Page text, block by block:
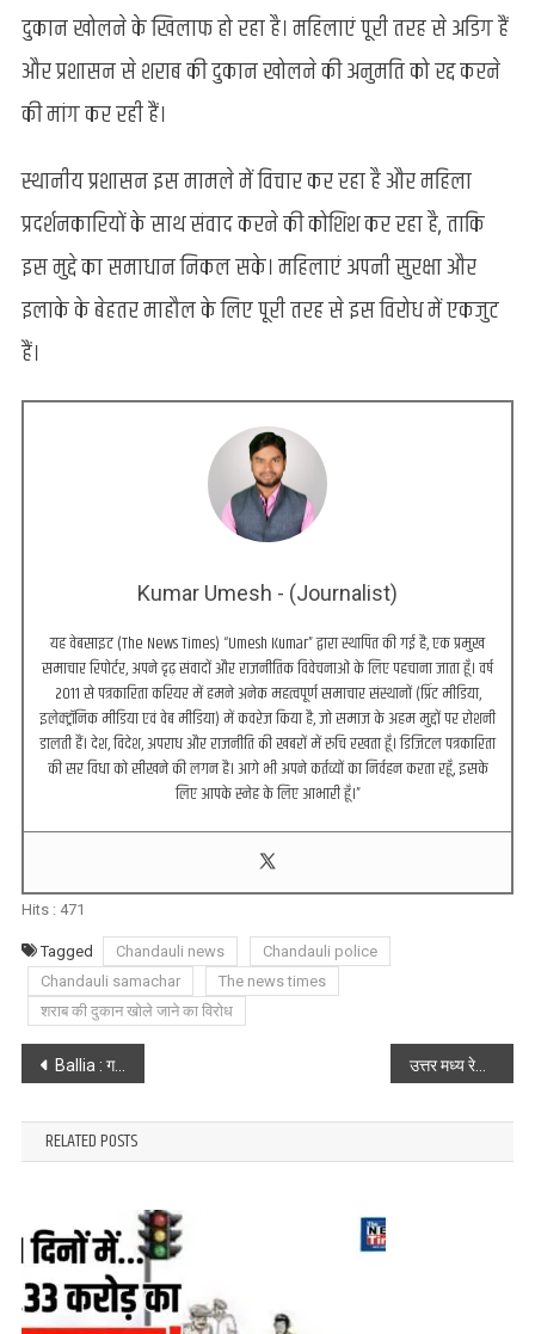
दुकान खोलने के खिलाफ हो रहा है। महिलाएं पूरी तरह से अडिग हैं
और प्रशासन से शराब की दुकान खोलने की अनुमति को रद्द करने
की मांग कर रही हैं।
स्थानीय प्रशासन इस मामले में विचार कर रहा है और महिला
प्रदर्शनकारियों के साथ संवाद करने की कोशिश कर रहा है, ताकि
इस मुद्दे का समाधान निकल सके। महिलाएं अपनी सुरक्षा और
इलाके के बेहतर माहौल के लिए पूरी तरह से इस विरोध में एकजुट
हैं।
Kumar Umesh - (Journalist)
यह वेबसाइट (The News Times) “Umesh Kumar” द्वारा स्थापित की गई है, एक प्रमुख
समाचार रिपोर्टर, अपने दृढ़ संवादों और राजनीतिक विवेचनाओं के लिए पहचाना जाता हूँ। वर्ष
2011 से पत्रकारिता करियर में हमने अनेक महत्वपूर्ण समाचार संस्थानों (प्रिंट मीडिया,
इलेक्ट्रॉनिक मीडिया एवं वेब मीडिया) में कवरेज किया है, जो समाज के अहम मुद्दों पर रोशनी
डालती हैं। देश, विदेश, अपराध और राजनीति की खबरों में रुचि रखता हूँ। डिजिटल पत्रकारिता
की सर विधा को सीखने की लगन है। आगे भी अपने कर्तव्यों का निर्वहन करता रहूँ, इसके
लिए आपके स्नेह के लिए आभारी हूँ।”
Hits : 471
Tagged Chandauli news
Chandauli police
Chandauli samachar
The news times
शराब की दुकान खोले जाने का विरोध
Post
navigation
Ballia : गबन के आरोप में ग्राम पंचायत कोड़हरा नौबरार के सचिव पर एफआईआर दर्ज उत्तर मध्य रेलवे मुख्यालय में विशिष्ट रेल सेवा पुरस्कार समारोह आयोजित
RELATED POSTS